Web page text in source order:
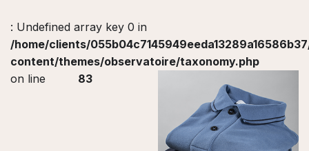
: Undefined array key 0 in
/home/clients/
content/themes/observatoire/taxonomy.php
on line
83